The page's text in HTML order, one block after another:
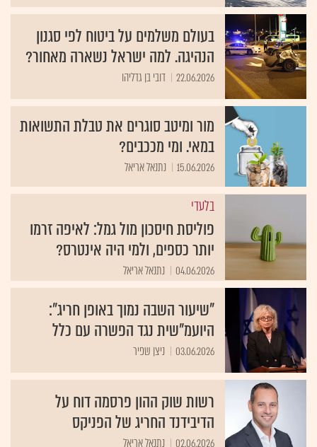
בעולם משלמים על ביטוח לפי סגנון
הנהיגה. למה ישראל נשארה מאחור?
22.06.2026 דובי בן גדליהו
מור ומיטב סוגרים את טבלת התשואות
במאי. ומי מככבים?
15.06.2026 נתנאל אריאל
בלעדי
פוליסת חיסכון מול גמל: לאיפה זרמו
יותר כספים, ולמי היה אינטרס?
04.06.2026 נתנאל אריאל
"שיעור השבה נמוך באופן חריג":
היועמ"שית נגד הפשרה עם כלל
03.06.2026 ניצן שפיר
רשות שוק ההון פרסמה דוח על
הדיבידנד החריג של הפניקס
02.06.2026 נתנאל אריאל